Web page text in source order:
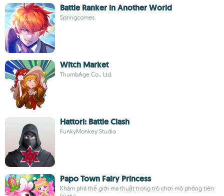
Battle Ranker in Another World
Springcomes
Witch Market
ThumbAge Co., Ltd.
Hattori: Battle Clash
FunkyMonkey Studio
Papo Town Fairy Princess
Khám phá thế giới ma thuật trong trò chơi mô phỏng tiên